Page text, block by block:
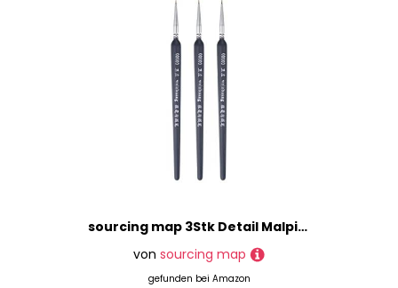
sourcing map 3Stk Detail Malpinsel 3mm Geschärfte Spitze 178mm Länge Nylon Haare Miniatur Malerei Pinsel für Aquarell Öl Acryl Malerei(00000#) Schwarz
von sourcing map
gefunden bei Amazon